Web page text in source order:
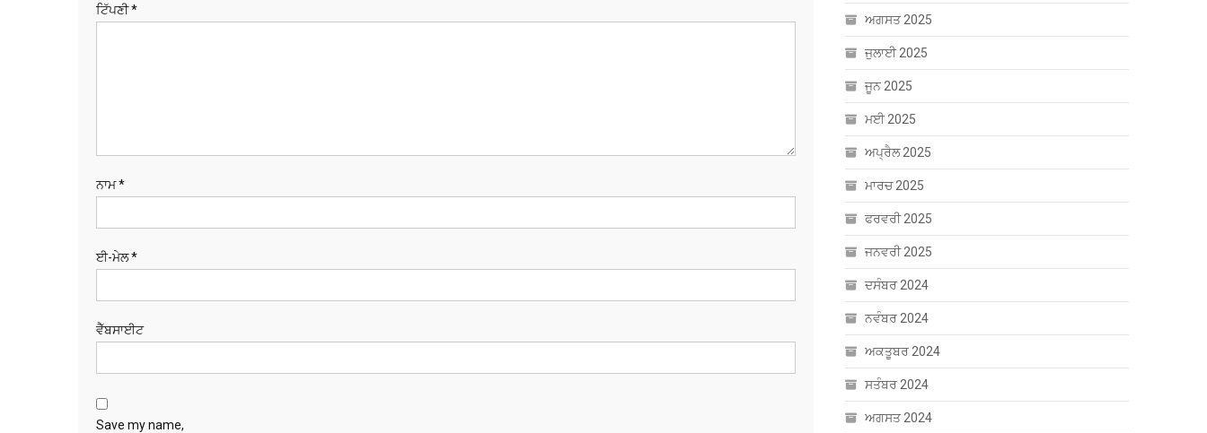
ਟਿੱਪਣੀ*
ਨਾਮ*
ਈ-ਮੇਲ*
ਵੈੱਬਸਾਈਟ
Save my name,
ਅਗਸਤ 2025
ਜੁਲਾਈ 2025
ਜੂਨ 2025
ਮਈ 2025
ਅਪ੍ਰੈਲ 2025
ਮਾਰਚ 2025
ਫਰਵਰੀ 2025
ਜਨਵਰੀ 2025
ਦਸੰਬਰ 2024
ਨਵੰਬਰ 2024
ਅਕਤੂਬਰ 2024
ਸਤੰਬਰ 2024
ਅਗਸਤ 2024